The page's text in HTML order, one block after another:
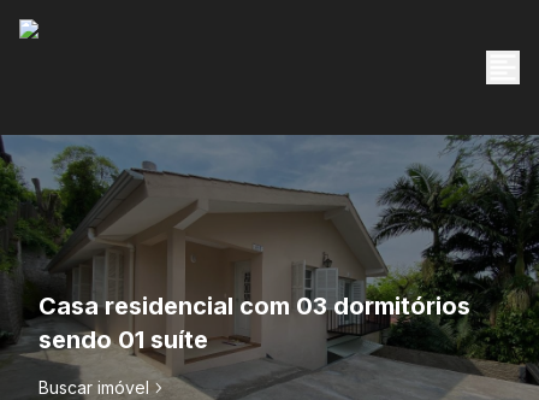
Casa residencial com 03 dormitórios
sendo 01 suíte
Buscar imóvel